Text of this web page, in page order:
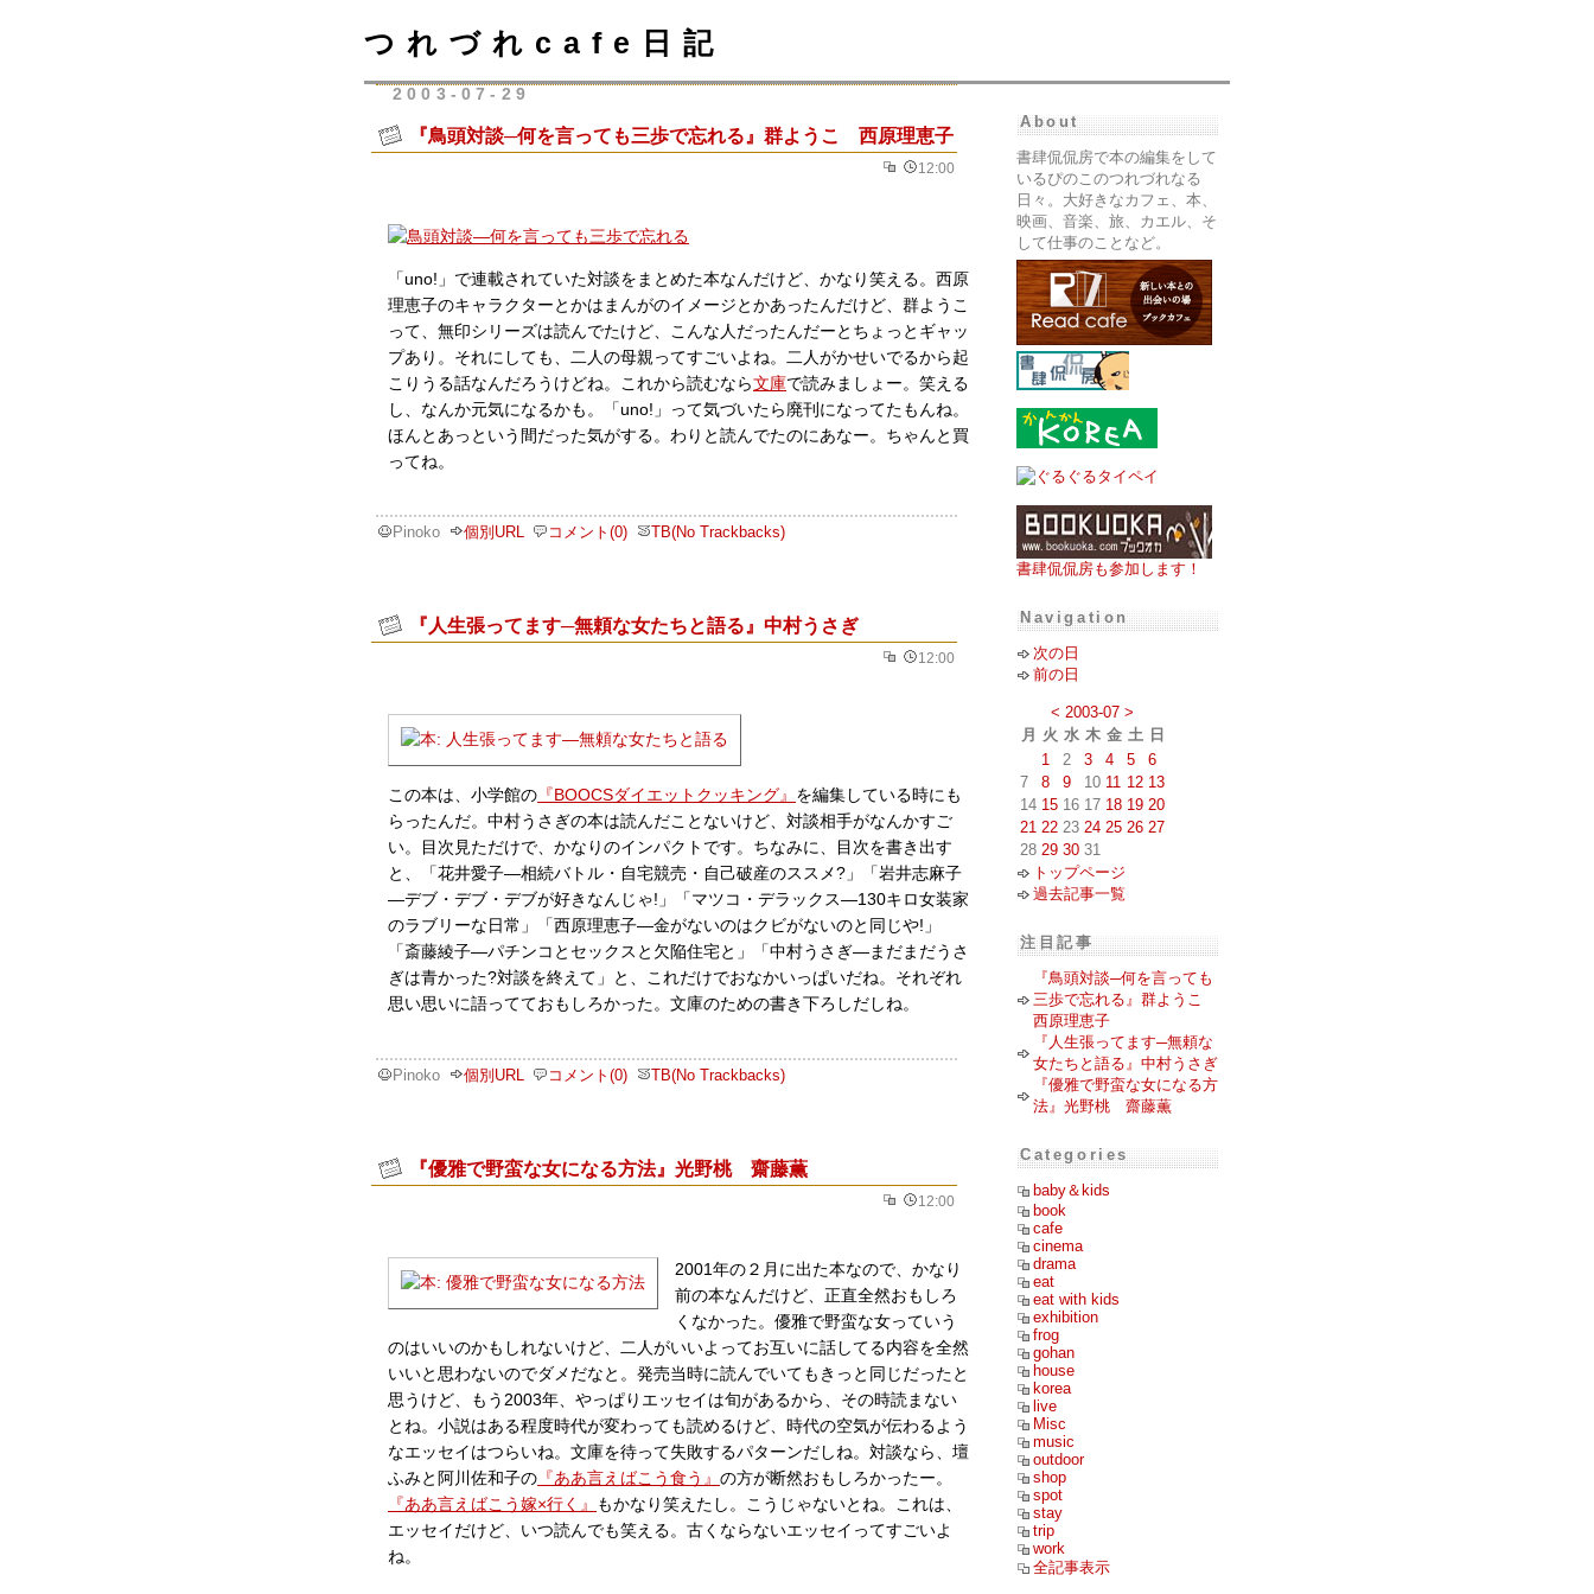
つれづれcafe日記
2003-07-29
『鳥頭対談─何を言っても三歩で忘れる』群ようこ 西原理恵子
12:00
「uno!」で連載されていた対談をまとめた本なんだけど、かなり笑える。西原
理恵子のキャラクターとかはまんがのイメージとかあったんだけど、群ようこ
って、無印シリーズは読んでたけど、こんな人だったんだーとちょっとギャッ
プあり。それにしても、二人の母親ってすごいよね。二人がかせいでるから起
こりうる話なんだろうけどね。これから読むなら文庫で読みましょー。笑える
し、なんか元気になるかも。「uno!」って気づいたら廃刊になってたもんね。
ほんとあっという間だった気がする。わりと読んでたのにあなー。ちゃんと買
ってね。
Pinoko 個別URL コメント(0) TB(No Trackbacks)
『人生張ってます─無頼な女たちと語る』中村うさぎ
12:00
この本は、小学館の 『BOOCSダイエットクッキング』 を編集している時にも
らったんだ。中村うさぎの本は読んだことないけど、対談相手がなんかすご
い。目次見ただけで、かなりのインパクトです。ちなみに、目次を書き出す
と、「花井愛子―相続バトル・自宅競売・自己破産のススメ?」「岩井志麻子
―デブ・デブ・デブが好きなんじゃ!」「マツコ・デラックス―130キロ女装家
のラブリーな日常」「西原理恵子―金がないのはクビがないのと同じや!」
「斎藤綾子―パチンコとセックスと欠陥住宅と」「中村うさぎ―まだまだうさ
ぎは青かった?対談を終えて」と、これだけでおなかいっぱいだね。それぞれ
思い思いに語ってておもしろかった。文庫のための書き下ろしだしね。
Pinoko 個別URL コメント(0) TB(No Trackbacks)
『優雅で野蛮な女になる方法』光野桃 齋藤薫
12:00
2001年の２月に出た本なので、かなり
前の本なんだけど、正直全然おもしろ
くなかった。優雅で野蛮な女っていう
のはいいのかもしれないけど、二人がいいよってお互いに話してる内容を全然
いいと思わないのでダメだなと。発売当時に読んでいてもきっと同じだったと
思うけど、もう2003年、やっぱりエッセイは旬があるから、その時読まない
とね。小説はある程度時代が変わっても読めるけど、時代の空気が伝わるよう
なエッセイはつらいね。文庫を待って失敗するパターンだしね。対談なら、壇
ふみと阿川佐和子の 『ああ言えばこう食う』 の方が断然おもしろかったー。
『ああ言えばこう嫁×行く』
もかなり笑えたし。こうじゃないとね。これは、
エッセイだけど、いつ読んでも笑える。古くならないエッセイってすごいよ
ね。
About
書肆侃侃房で本の編集をして
いるぴのこのつれづれなる
日々。大好きなカフェ、本、
映画、音楽、旅、カエル、そ
して仕事のことなど。
書肆侃侃房も参加します！
Navigation
次の日
前の日
< 2003-07 >
月
火 水 木 金 土 日
1
2 3 4 5
6
7
8 9 10 11 12 13
14 15 16 17 18 19 20
21 22 23 24 25 26 27
28 29 30 31
トップページ
過去記事一覧
注目記事
『鳥頭対談─何を言っても
三歩で忘れる』群ようこ
西原理恵子
『人生張ってます─無頼な
女たちと語る』中村うさぎ
『優雅で野蛮な女になる方
法』光野桃 齋藤薫
Categories
baby＆kids
book
cafe
cinema
drama
eat
eat with kids
exhibition
frog
gohan
house
korea
live
Misc
music
outdoor
shop
spot
stay
trip
work
全記事表示